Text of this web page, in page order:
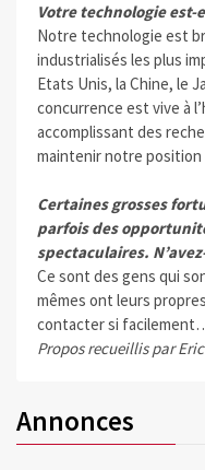
Votre technologie
Notre technologie est
industrialisés les plus
Etats Unis, la Chine, le
concurrence est vive à
accomplissant des
maintenir notre
Certaines grosses
parfois des
spectaculaires.
Ce sont des gens qui
mêmes ont leurs
contacter si
Propos recueillis par
Annonces